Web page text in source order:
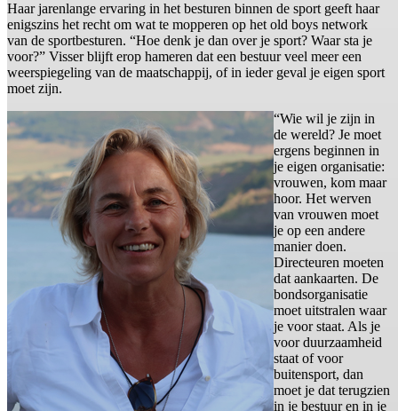
Haar jarenlange ervaring in het besturen binnen de sport geeft haar
enigszins het recht om wat te mopperen op het old boys network
van de sportbesturen. “Hoe denk je dan over je sport? Waar sta je
voor?” Visser blijft erop hameren dat een bestuur veel meer een
weerspiegeling van de maatschappij, of in ieder geval je eigen sport
moet zijn.
“Wie wil je zijn in
de wereld? Je moet
ergens beginnen in
je eigen organisatie:
vrouwen, kom maar
hoor. Het werven
van vrouwen moet
je op een andere
manier doen.
Directeuren moeten
dat aankaarten. De
bondsorganisatie
moet uitstralen waar
je voor staat. Als je
voor duurzaamheid
staat of voor
buitensport, dan
moet je dat terugzien
in je bestuur en in je